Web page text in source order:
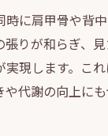
に肩甲骨や背
張りが和らぎ、
実現します。こ
や代謝の向上に